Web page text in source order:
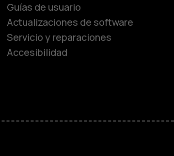
Guías de usuario
Actualizaciones de software
Servicio y reparaciones
Accesibilidad